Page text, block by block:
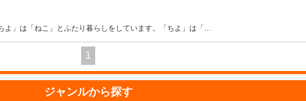
」は「ねこ」とふたり暮らしをしています。「ちよ」は「 …
1
ジャンルから探す